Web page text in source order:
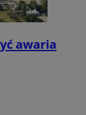
awaria